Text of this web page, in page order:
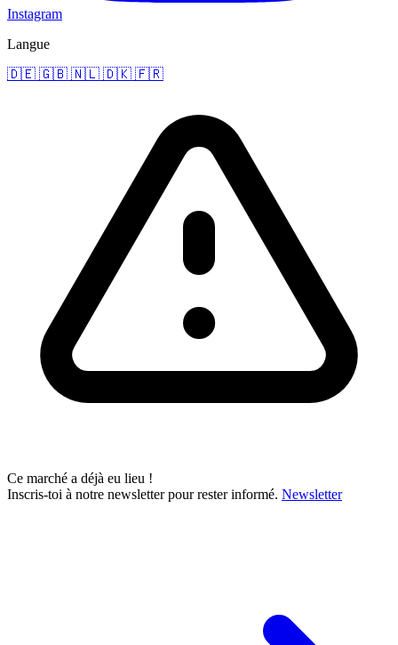
Instagram
Langue
🇩🇪 🇬🇧 🇳🇱 🇩🇰 🇫🇷
Ce marché a déjà eu lieu !
Inscris-toi à notre newsletter pour rester informé. Newsletter